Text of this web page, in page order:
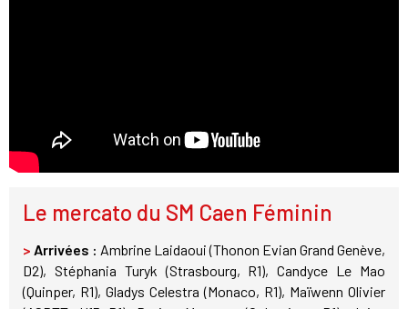
Le mercato du SM Caen Féminin
> Arrivées : Ambrine Laidaoui (Thonon Evian Grand Genève,
D2), Stéphania Turyk (Strasbourg, R1), Candyce Le Mao
(Quinper, R1), Gladys Celestra (Monaco, R1), Maïwenn Olivier